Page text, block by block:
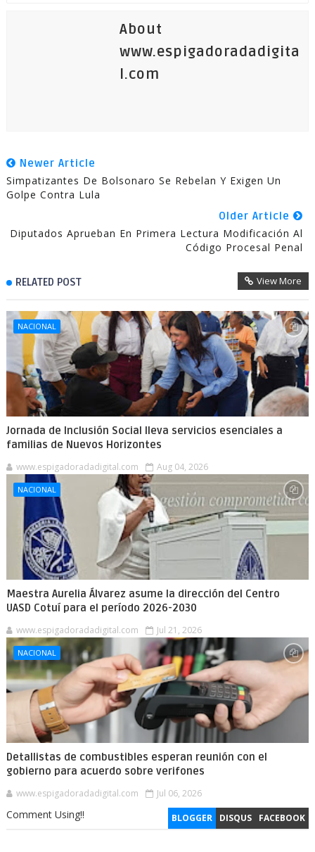
About
www.espigadoradadigita
l.com
Newer Article
Simpatizantes De Bolsonaro Se Rebelan Y Exigen Un
Golpe Contra Lula
Older Article
Diputados Aprueban En Primera Lectura Modificación Al
Código Procesal Penal
RELATED POST View More
NACIONAL
Jornada de Inclusión Social lleva servicios esenciales a
familias de Nuevos Horizontes
www.espigadoradadigital.com Aug 04, 2026
NACIONAL
Maestra Aurelia Álvarez asume la dirección del Centro
UASD Cotuí para el período 2026-2030
www.espigadoradadigital.com Jul 21, 2026
NACIONAL
Detallistas de combustibles esperan reunión con el
gobierno para acuerdo sobre verifones
www.espigadoradadigital.com Jul 06, 2026
BLOGGER DISQUS FACEBOOK
Comment Using!!